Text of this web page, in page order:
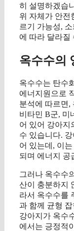
히 설명하겠습
위 자체가 안전
르기 가능성,
에 따라 달라질
옥수수의
옥수수는 탄수
에너지원으로
분석에 따르면,
비타민 B군, 미
어 있어 강아지
수 있습니다.
어 있는데, 이
되며 에너지 공
그러나 옥수수
산이 충분하지
라서 옥수수를
과 함께 균형
강아지가 옥수
에서는 긍정적